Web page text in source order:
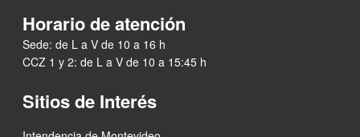
Horario de atención
Sede: de L a V de 10 a 16 h
CCZ 1 y 2: de L a V de 10 a 15:45 h
Sitios de Interés